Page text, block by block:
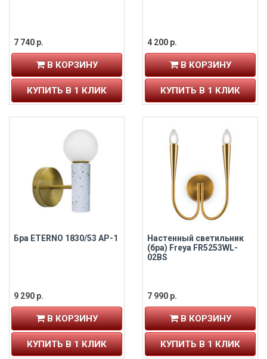
7 740 р.
В КОРЗИНУ
КУПИТЬ В 1 КЛИК
4 200 р.
В КОРЗИНУ
КУПИТЬ В 1 КЛИК
Бра ETERNO 1830/53 AP-1
9 290 р.
В КОРЗИНУ
КУПИТЬ В 1 КЛИК
Настенный светильник
(бра) Freya FR5253WL-
02BS
7 990 р.
В КОРЗИНУ
КУПИТЬ В 1 КЛИК